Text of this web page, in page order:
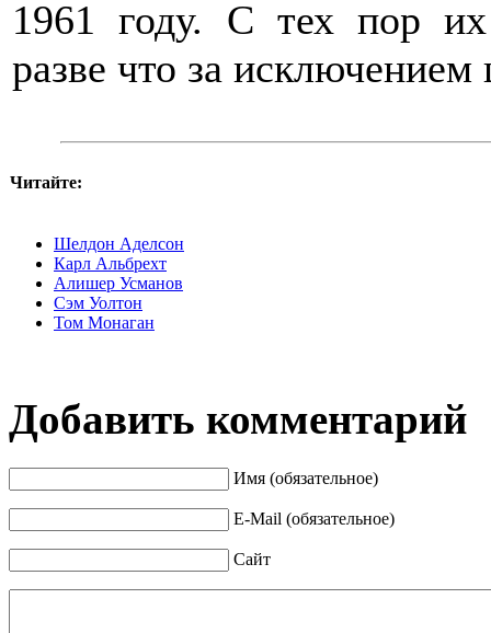
1961 году. С тех пор их
разве что за исключением
Читайте:
Шелдон Аделсон
Карл Альбрехт
Алишер Усманов
Сэм Уолтон
Том Монаган
Добавить комментарий
Имя (обязательное)
E-Mail (обязательное)
Сайт